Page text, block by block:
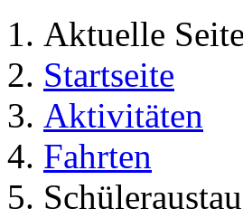
Aktuelle
Startseite
Aktivitäten
Fahrten